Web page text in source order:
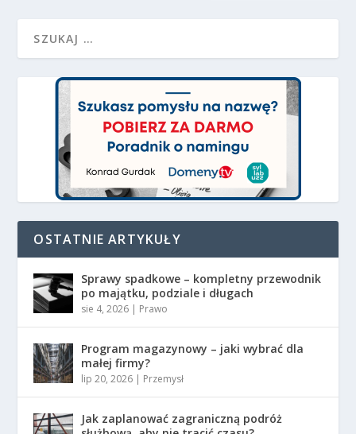
OSTATNIE ARTYKUŁY
Sprawy spadkowe – kompletny przewodnik
po majątku, podziale i długach
sie 4, 2026 | Prawo
Program magazynowy – jaki wybrać dla
małej firmy?
lip 20, 2026 | Przemysł
Jak zaplanować zagraniczną podróż